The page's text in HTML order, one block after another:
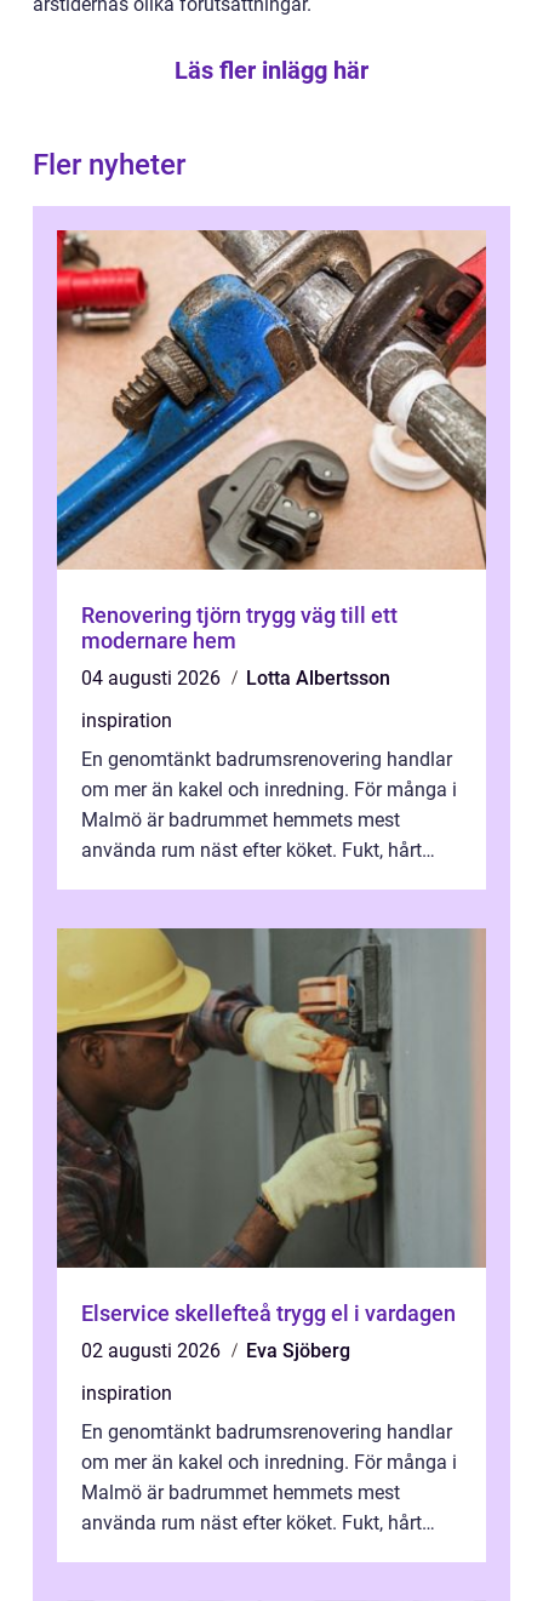
Läs fler inlägg här
Fler nyheter
Renovering tjörn trygg väg till ett
modernare hem
04 augusti 2026
Lotta Albertsson
inspiration
En genomtänkt badrumsrenovering handlar
om mer än kakel och inredning. För många i
Malmö är badrummet hemmets mest
använda rum näst efter köket. Fukt, hårt
Elservice skellefteå trygg el i vardagen
02 augusti 2026
Eva Sjöberg
inspiration
En genomtänkt badrumsrenovering handlar
om mer än kakel och inredning. För många i
Malmö är badrummet hemmets mest
använda rum näst efter köket. Fukt, hårt